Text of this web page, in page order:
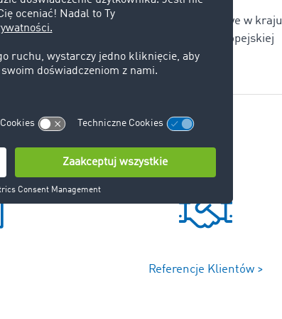
wykonuje odpłatnie usługi transportowe w kraju
warunki kabotażu na terenie Unii Europejskiej
Referencje Klientów >